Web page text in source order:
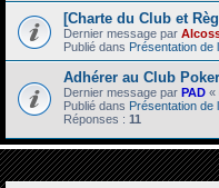
[Charte du Club et
Dernier message par
Publié dans Présentation de
Adhérer au Club
Dernier message par PAD «
Publié dans Présentation de
Réponses : 11